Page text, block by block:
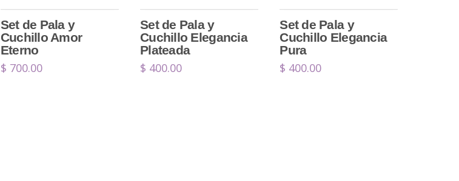
Set de Pala y
Cuchillo Amor
Eterno
$ 700.00
Set de Pala y
Cuchillo Elegancia
Plateada
$ 400.00
Set de Pala y
Cuchillo Elegancia
Pura
$ 400.00